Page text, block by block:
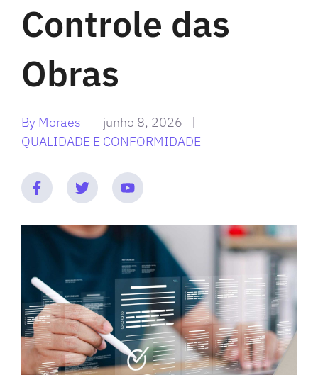
Controle das
Obras
By Moraes
junho 8, 2026
QUALIDADE E CONFORMIDADE